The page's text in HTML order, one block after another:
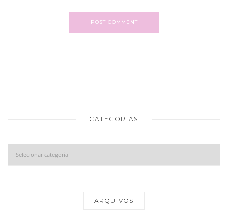
POST COMMENT
CATEGORIAS
Categorias
ARQUIVOS